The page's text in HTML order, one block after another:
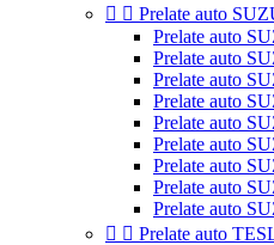
  Prelate auto
Prelate auto
Prelate auto
Prelate auto
Prelate auto
Prelate auto
Prelate auto
Prelate auto
Prelate auto
Prelate auto
  Prelate auto